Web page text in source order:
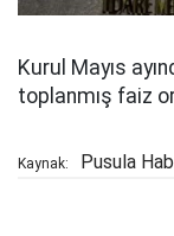
Kurul Mayıs
toplanmış faiz
Kaynak: Pusula